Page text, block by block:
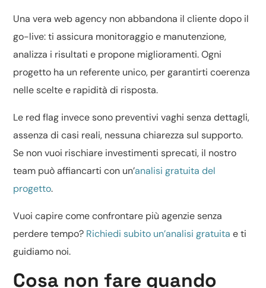
Una vera web agency non abbandona il cliente dopo il
go-live: ti assicura monitoraggio e manutenzione,
analizza i risultati e propone miglioramenti. Ogni
progetto ha un referente unico, per garantirti coerenza
nelle scelte e rapidità di risposta.
Le red flag invece sono preventivi vaghi senza dettagli,
assenza di casi reali, nessuna chiarezza sul supporto.
Se non vuoi rischiare investimenti sprecati, il nostro
team può affiancarti con un’analisi gratuita del
progetto.
Vuoi capire come confrontare più agenzie senza
perdere tempo? Richiedi subito un’analisi gratuita e ti
guidiamo noi.
Cosa non fare quando